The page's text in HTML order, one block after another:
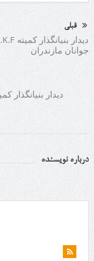
قبلی
جوانان مازندران
درباره نویسنده